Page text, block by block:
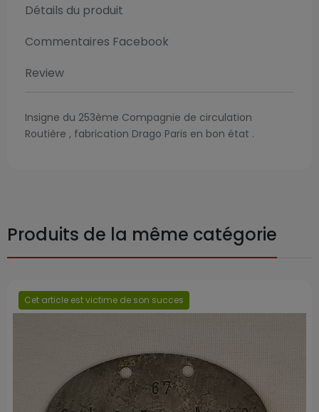
Détails du produit
Commentaires Facebook
Review
Insigne du 253ème Compagnie de circulation
Routière , fabrication Drago Paris en bon état .
Produits de la même catégorie
Cet article est victime de son succes